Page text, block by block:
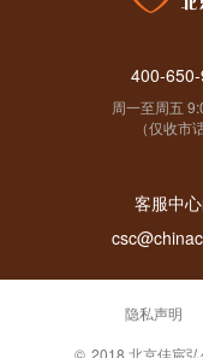
400-
周一至周五
（仅收市
客服中
隐私声明
© 2018 北京佳宸